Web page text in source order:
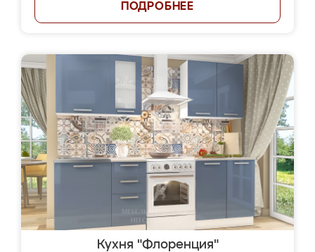
ПОДРОБНЕЕ
Кухня "Флоренция"